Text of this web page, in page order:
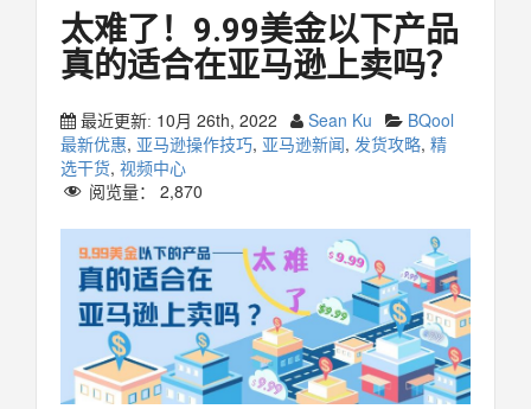
太难了！9.99美金以下产品
真的适合在亚马逊上卖吗？
最近更新: 10月 26th, 2022 Sean Ku
BQool
最新优惠, 亚马逊操作技巧, 亚马逊新闻, 发货攻略, 精
选干货, 视频中心
阅览量： 2,870